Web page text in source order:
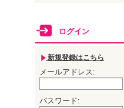
ログイン
新規登録はこちら
メールアドレス:
パスワード: